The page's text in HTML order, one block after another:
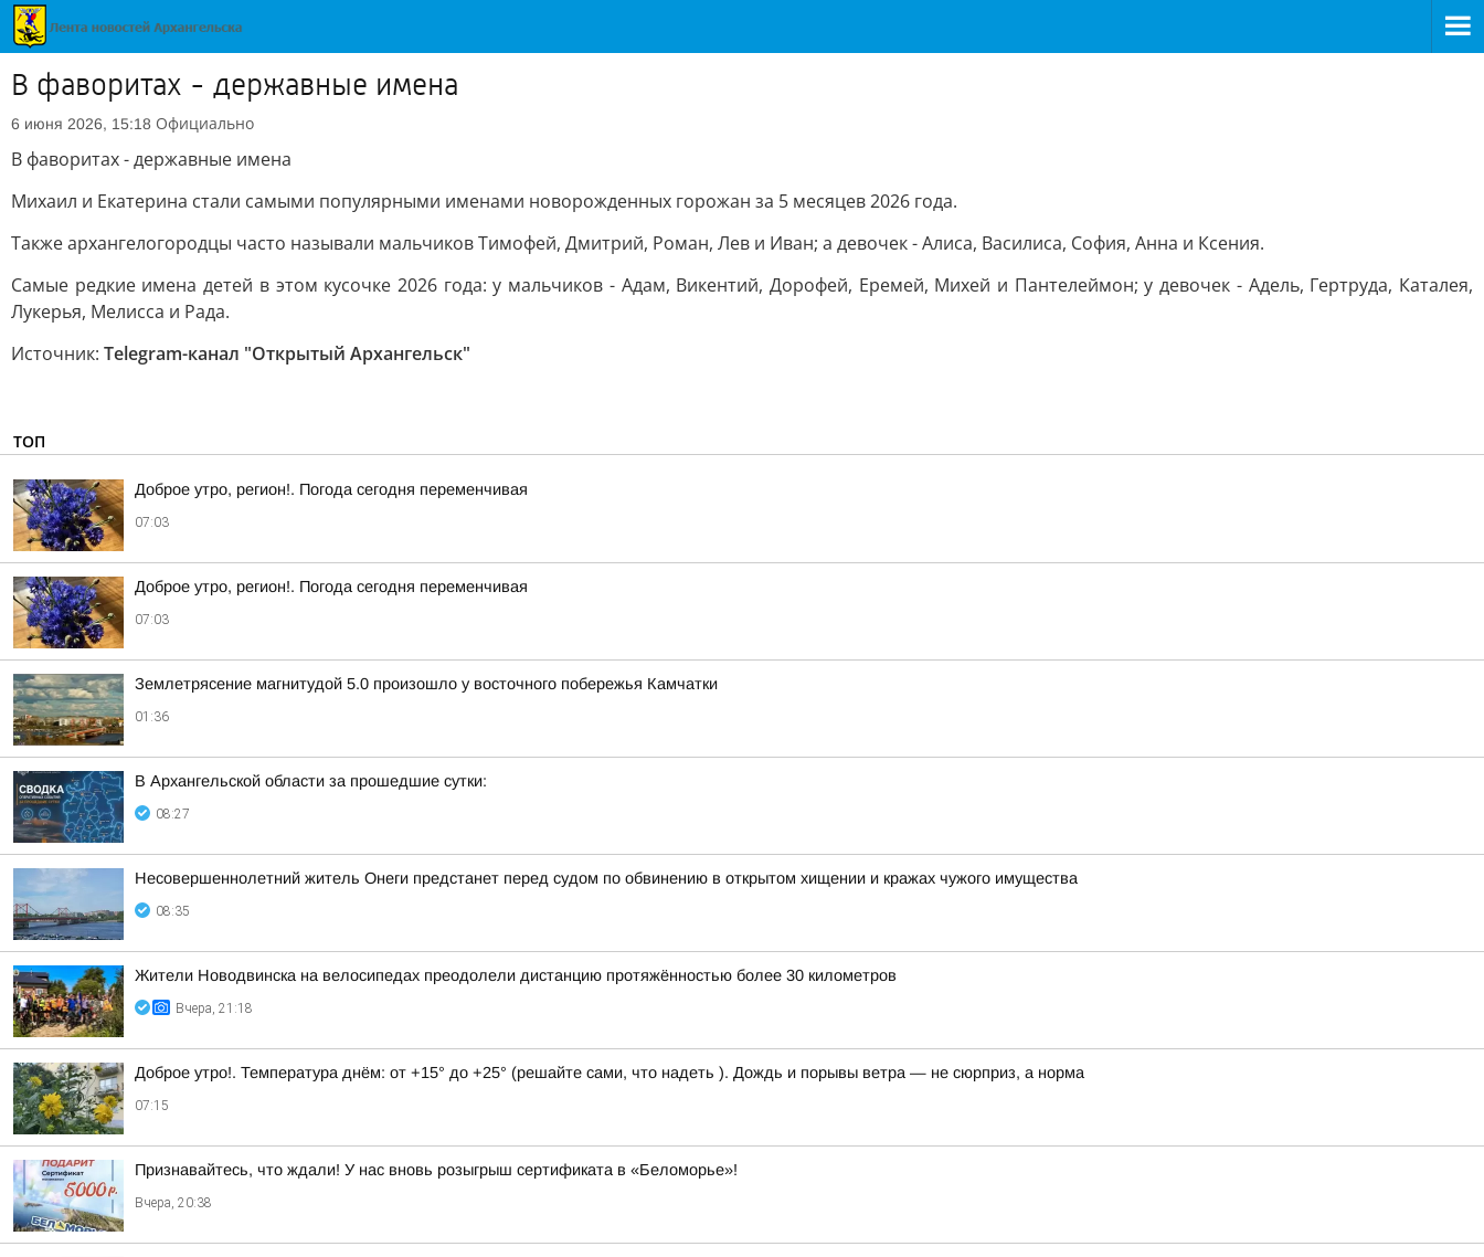
В фаворитах - державные имена
6 июня 2026, 15:18 Официально
В фаворитах - державные имена
Михаил и Екатерина стали самыми популярными именами новорожденных горожан за 5 месяцев 2026 года.
Также архангелогородцы часто называли мальчиков Тимофей, Дмитрий, Роман, Лев и Иван; а девочек - Алиса, Василиса, София, Анна и Ксения.
Самые редкие имена детей в этом кусочке 2026 года: у мальчиков - Адам, Викентий, Дорофей, Еремей, Михей и Пантелеймон; у девочек - Адель, Гертруда, Каталея,
Лукерья, Мелисса и Рада.
Источник: Telegram-канал "Открытый Архангельск"
ТОП
Доброе утро, регион!. Погода сегодня переменчивая
07:03
Доброе утро, регион!. Погода сегодня переменчивая
07:03
Землетрясение магнитудой 5.0 произошло у восточного побережья Камчатки
01:36
В Архангельской области за прошедшие сутки:
08:27
Несовершеннолетний житель Онеги предстанет перед судом по обвинению в открытом хищении и кражах чужого имущества
08:35
Жители Новодвинска на велосипедах преодолели дистанцию протяжённостью более 30 километров
Вчера, 21:18
Доброе утро!. Температура днём: от +15° до +25° (решайте сами, что надеть ). Дождь и порывы ветра — не сюрприз, а норма
07:15
Признавайтесь, что ждали! У нас вновь розыгрыш сертификата в «Беломорье»!
Вчера, 20:38